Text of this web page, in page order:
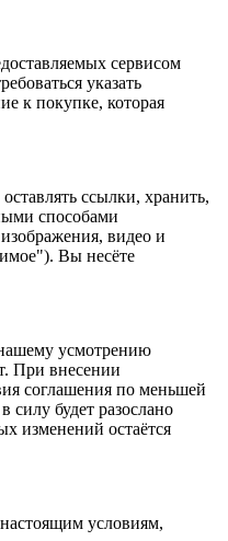
сервисом
указать
к покупке, которая
ссылки, хранить,
способами
видео и
Вы несёте
усмотрению
При внесении
соглашения по меньшей
силу будет разослано
изменений остаётся
условиям,